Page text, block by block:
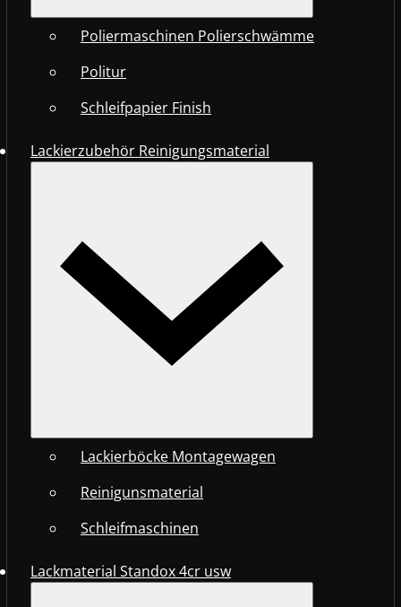
Poliermaschinen Polierschwämme
Politur
Schleifpapier Finish
Lackierzubehör Reinigungsmaterial
Lackierböcke Montagewagen
Reinigunsmaterial
Schleifmaschinen
Lackmaterial Standox 4cr usw